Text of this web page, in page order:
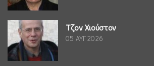
Τζον Χιούστον
05 ΑΥΓ 2026